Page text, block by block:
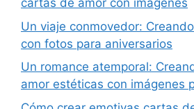
cartas de amor con imágenes
Un viaje conmovedor:
con fotos para aniversarios
Un romance atemporal:
amor estéticas con imágenes